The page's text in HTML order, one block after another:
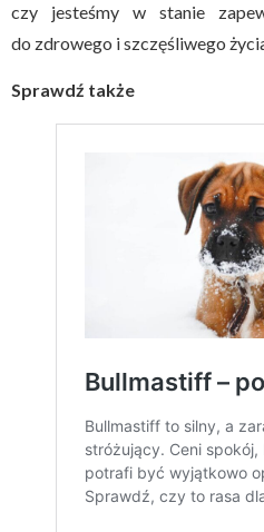
czy jesteśmy w stanie
do zdrowego i szczęśliwego
Sprawdź także